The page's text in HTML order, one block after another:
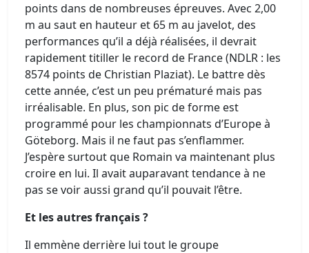
points dans de nombreuses épreuves. Avec 2,00
m au saut en hauteur et 65 m au javelot, des
performances qu’il a déjà réalisées, il devrait
rapidement titiller le record de France (NDLR : les
8574 points de Christian Plaziat). Le battre dès
cette année, c’est un peu prématuré mais pas
irréalisable. En plus, son pic de forme est
programmé pour les championnats d’Europe à
Göteborg. Mais il ne faut pas s’enflammer.
J’espère surtout que Romain va maintenant plus
croire en lui. Il avait auparavant tendance à ne
pas se voir aussi grand qu’il pouvait l’être.
Et les autres français ?
Il emmène derrière lui tout le groupe